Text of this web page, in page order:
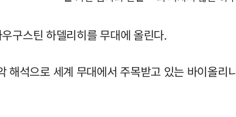
구스틴 하델리히를 무대에 올린다.
해석으로 세계 무대에서 주목받고 있는 바이올